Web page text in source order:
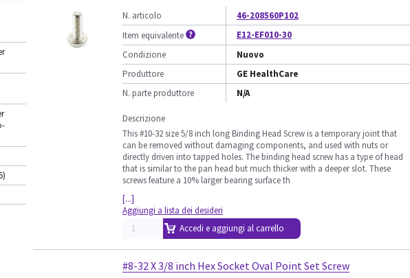
N. articolo
46-208560P102
Item equivalente
E12-EF010-30
Condizione
Nuovo
Produttore
GE HealthCare
N. parte produttore
N/A
Descrizione
This #10-32 size 5/8 inch long Binding Head Screw is a temporary joint that
can be removed without damaging components, and used with nuts or
directly driven into tapped holes. The binding head screw has a type of head
that is similar to the pan head but much thicker with a deeper slot. These
screws feature a 10% larger bearing surface th
[...]
Aggiungi a lista dei desideri
Accedi e aggiungi al carrello
#8-32 X 3/8 inch Hex Socket Oval Point Set Screw